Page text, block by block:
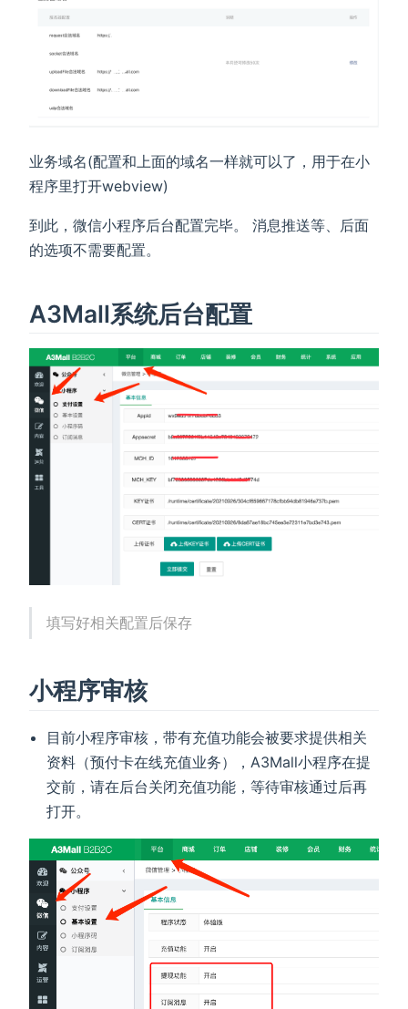
业务域名(配置和上面的域名一样就可以了，用于在小
程序里打开webview)
到此，微信小程序后台配置完毕。 消息推送等、后面
的选项不需要配置。
A3Mall系统后台配置
填写好相关配置后保存
小程序审核
目前小程序审核，带有充值功能会被要求提供相关
资料（预付卡在线充值业务），A3Mall小程序在提
交前，请在后台关闭充值功能，等待审核通过后再
打开。